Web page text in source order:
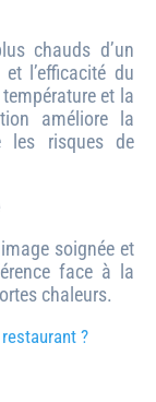
chauds d’un
l’efficacité du
et la
améliore la
les risques de
soignée et
face à la
chaleurs.
?